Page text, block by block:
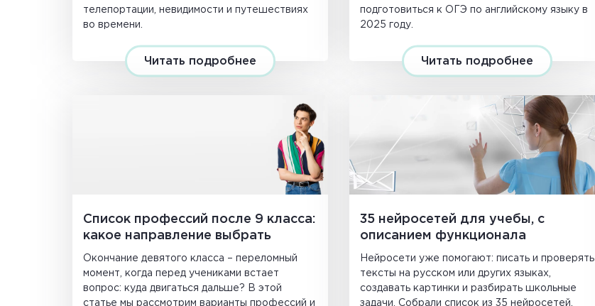
телепортации, невидимости и путешествиях
во времени.
Читать подробнее
подготовиться к ОГЭ по английскому языку в
2025 году.
Читать подробнее
Список профессий после 9 класса:
какое направление выбрать
Окончание девятого класса – переломный
момент, когда перед учениками встает
вопрос: куда двигаться дальше? В этой
статье мы рассмотрим варианты профессий и
35 нейросетей для учебы, с
описанием функционала
Нейросети уже помогают: писать и проверять
тексты на русском или других языках,
создавать картинки и разбирать школьные
задачи. Собрали список из 35 нейросетей,